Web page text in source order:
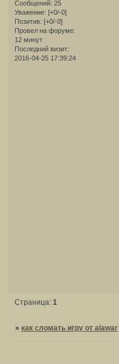
Сообщений: 25
Уважение: [+0/-0]
Позитив: [+0/-0]
Провел на форуме:
12 минут
Последний визит:
2016-04-25 17:39:24
Страница:1
» как сломать игру от alawar